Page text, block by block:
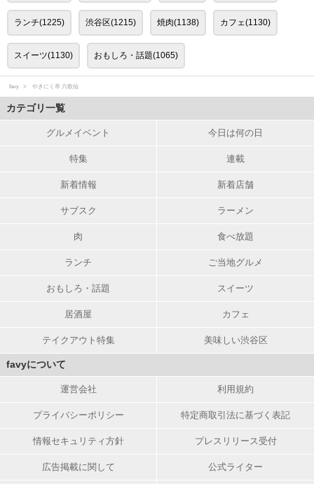
ランチ(1225) 渋谷区(1215) 焼肉(1138) カフェ(1130)
スイーツ(1130) おもしろ・話題(1065)
favy やきにく亭 六歌仙
カテゴリ一覧
グルメイベント 今日は何の日
特集 連載
新着情報 新着店舗
サブスク ラーメン
肉 食べ放題
ランチ ご当地グルメ
おもしろ・話題 スイーツ
居酒屋 カフェ
テイクアウト特集 美味しい渋谷区
favyについて
運営会社 利用規約
プライバシーポリシー 特定商取引法に基づく表記
情報セキュリティ方針 プレスリリース受付
広告掲載に関して 公式ライター